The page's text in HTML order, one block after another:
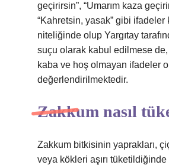
geçirirsin”, “Umarım kaza
“Kahretsin, yasak” gibi ifadeler
niteliğinde olup Yargıtay
suçu olarak kabul edilmese
kaba ve hoş olmayan ifadeler
değerlendirilmektedir.
Zakkum nasıl
Zakkum bitkisinin yaprakları,
veya kökleri aşırı